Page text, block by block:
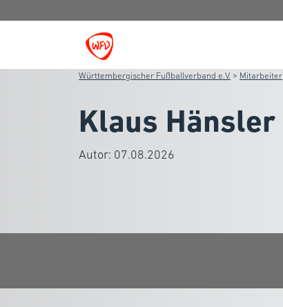
Württembergischer Fußballverband e.V. > Mitarbeiter
Klaus Hänsler
Autor: 07.08.2026